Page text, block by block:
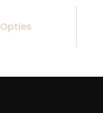
Opties